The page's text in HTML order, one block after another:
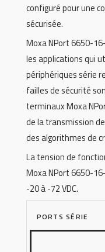
configuré pour une
sécurisée.
Moxa NPort 6650-
les applications qui
périphériques série
failles de sécurité
terminaux Moxa
de la transmission
des algorithmes de
La tension de
Moxa NPort 6650-
-20 à -72 VDC.
PORTS SÉRIE